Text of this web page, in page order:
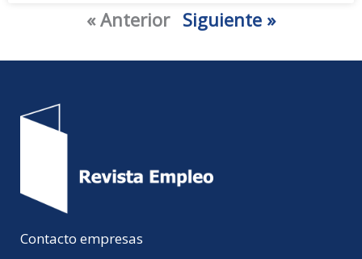
« Anterior Siguiente »
Contacto empresas